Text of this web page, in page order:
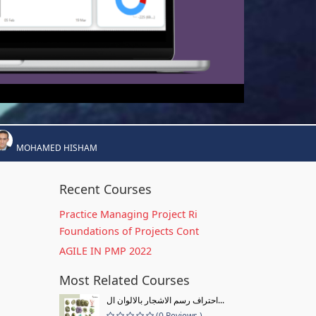
MOHAMED HISHAM
Recent Courses
Practice Managing Project Ri
Foundations of Projects Cont
AGILE IN PMP 2022
Most Related Courses
احتراف رسم الاشجار بالالوان ال...